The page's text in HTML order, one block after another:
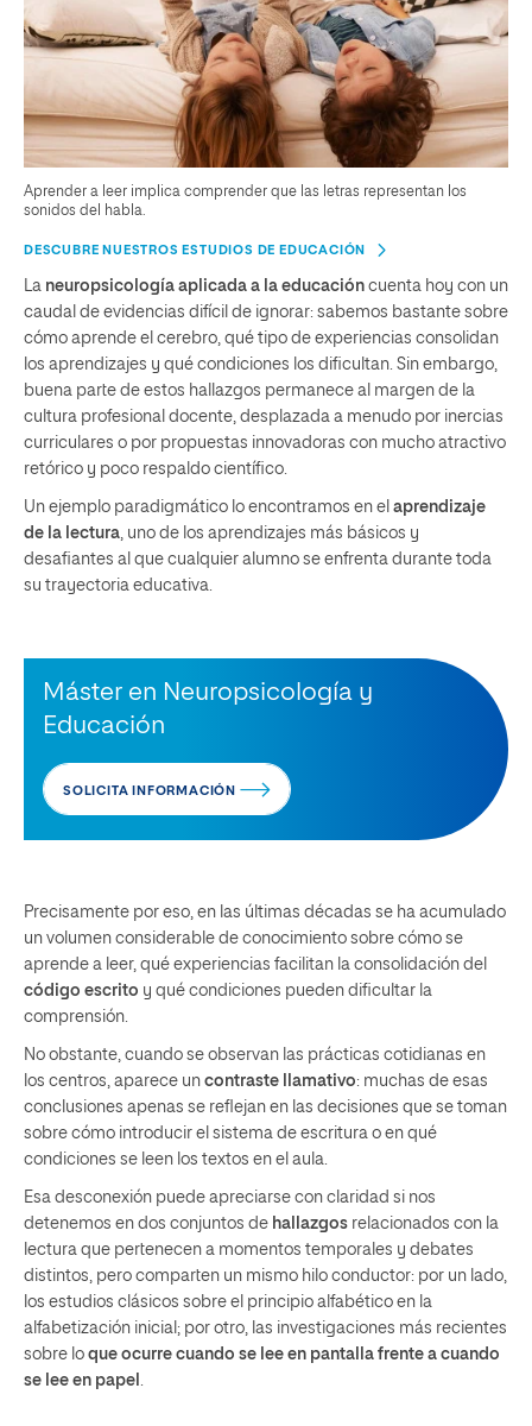
Aprender a leer implica comprender que las letras representan los
sonidos del habla.
DESCUBRE NUESTROS ESTUDIOS DE EDUCACIÓN
La neuropsicología aplicada a la educación cuenta hoy con un
caudal de evidencias difícil de ignorar: sabemos bastante sobre
cómo aprende el cerebro, qué tipo de experiencias consolidan
los aprendizajes y qué condiciones los diﬁcultan. Sin embargo,
buena parte de estos hallazgos permanece al margen de la
cultura profesional docente, desplazada a menudo por inercias
curriculares o por propuestas innovadoras con mucho atractivo
retórico y poco respaldo cientíﬁco.
Un ejemplo paradigmático lo encontramos en el aprendizaje
de la lectura , uno de los aprendizajes más básicos y
desaﬁantes al que cualquier alumno se enfrenta durante toda
su trayectoria educativa.
Máster en Neuropsicología y
Educación
SOLICITA INFORMACIÓN
Precisamente por eso, en las últimas décadas se ha acumulado
un volumen considerable de conocimiento sobre cómo se
aprende a leer, qué experiencias facilitan la consolidación del
código escrito y qué condiciones pueden diﬁcultar la
comprensión.
No obstante, cuando se observan las prácticas cotidianas en
los centros, aparece un contraste llamativo: muchas de esas
conclusiones apenas se reﬂejan en las decisiones que se toman
sobre cómo introducir el sistema de escritura o en qué
condiciones se leen los textos en el aula.
Esa desconexión puede apreciarse con claridad si nos
detenemos en dos conjuntos de hallazgos relacionados con la
lectura que pertenecen a momentos temporales y debates
distintos, pero comparten un mismo hilo conductor: por un lado,
los estudios clásicos sobre el principio alfabético en la
alfabetización inicial; por otro, las investigaciones más recientes
sobre lo que ocurre cuando se lee en pantalla frente a cuando
se lee en papel